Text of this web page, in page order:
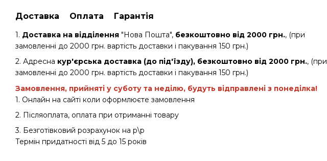
Доставка Оплата Гарантія
1. Доставка на відділення "Нова Пошта", безкоштовно від 2000 грн., (при
замовленні до 2000 грн. вартість доставки і пакування 150 грн.)
2. Адресна кур'єрська доставка (до під'їзду), безкоштовно від 2000 грн., (при
замовленні до 2000 грн. вартість доставки і пакування 150 грн.)
Замовлення, прийняті у суботу та неділю, будуть відправлені з понеділка!
1. Онлайн на сайті коли оформлюєте замовлення
2. Післяоплата, оплата при отриманні товару
3. Безготівковий розрахунок на р\р
Термін придатності від 5 до 15 років